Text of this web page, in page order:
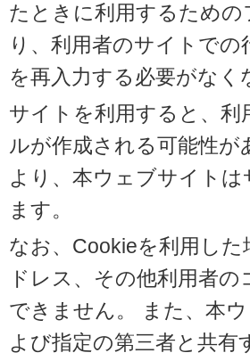
たときに利用するため
り、利用者のサイトで
を再入力する必要がなく
サイトを利用すると、
ルが作成される可能性
より、本ウェブサイト
ます。
なお、Cookieを利用し
ドレス、その他利用者
できません。 また、本
よび指定の第三者と共